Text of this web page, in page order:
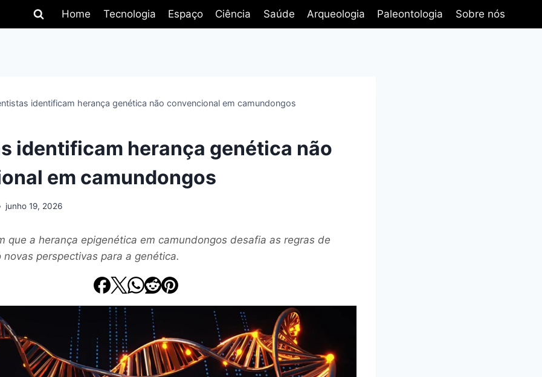
Home Tecnologia Espaço Ciência Saúde Arqueologia Paleontologia Sobre nós
identificam herança genética não convencional em camundongos
identificam herança genética não
em camundongos
junho 19, 2026
que a herança epigenética em camundongos desafia as regras de
perspectivas para a genética.